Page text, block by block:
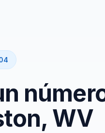
Soporte y éxito
WV